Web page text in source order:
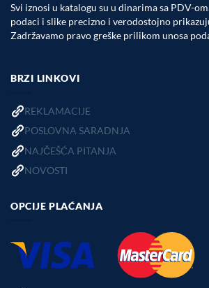
Svi iznosi u katalogu su u dinarima sa PDV-
podaci i slike precizno i verodostojno
Zadržavamo pravo greške prilikom unosa
BRZI LINKOVI
REKLAMACIJE
POSLOVNA SARADNJA
NAJČEŠĆA PITANJA
NOVOSTI
OPCIJE PLAĆANJA